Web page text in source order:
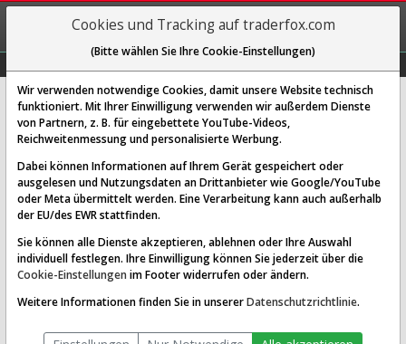
REGIS-
TRIEREN
Elia Group
[E4S | WKN A0ERSV | ISIN BE0003822393]
132,800 € 0,15 %
Echtzeit-Aktienkurs 08.08.2026 05:58 Uhr
BID:132,500 €
Website:
Sektor:
Utilities / Utilities - Regulated Electric
14.47 Mrd. EUR
Anzahl
109,143,760
Cookies und Tracking auf traderfox.com
(Bitte wählen Sie Ihre Cookie-Einstellungen)
Wir verwenden notwendige Cookies, damit unsere Website technisch
funktioniert. Mit Ihrer Einwilligung verwenden wir außerdem Dienste
von Partnern, z. B. für eingebettete YouTube-Videos,
Reichweitenmessung und personalisierte Werbung.
Dabei können Informationen auf Ihrem Gerät gespeichert oder
ausgelesen und Nutzungsdaten an Drittanbieter wie Google/YouTube
oder Meta übermittelt werden. Eine Verarbeitung kann auch außerhalb
der EU/des EWR stattfinden.
Sie können alle Dienste akzeptieren, ablehnen oder Ihre Auswahl
individuell festlegen. Ihre Einwilligung können Sie jederzeit über die
Cookie-Einstellungen im Footer widerrufen oder ändern.
Weitere Informationen finden Sie in unsererDatenschutzrichtlinie.